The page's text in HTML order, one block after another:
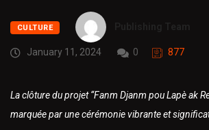
CULTURE
January 11, 2024 0 877
La clôture du projet “Fanm Djanm pou Lapè ak
marquée par une cérémonie vibrante et